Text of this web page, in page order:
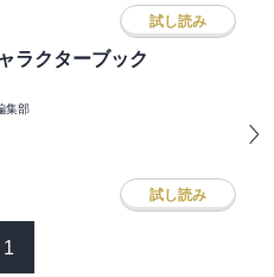
試し読み
ラクターブック
集部
試し読み
1